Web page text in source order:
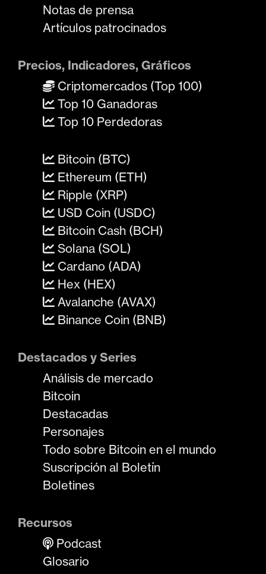
Notas de prensa
Artículos patrocinados
Precios, Indicadores, Gráficos
Criptomercados (Top 100)
Top 10 Ganadoras
Top 10 Perdedoras
Bitcoin (BTC)
Ethereum (ETH)
Ripple (XRP)
USD Coin (USDC)
Bitcoin Cash (BCH)
Solana (SOL)
Cardano (ADA)
Hex (HEX)
Avalanche (AVAX)
Binance Coin (BNB)
Destacados y Series
Análisis de mercado
Bitcoin
Destacadas
Personajes
Todo sobre Bitcoin en el mundo
Suscripción al Boletín
Boletines
Recursos
Podcast
Glosario